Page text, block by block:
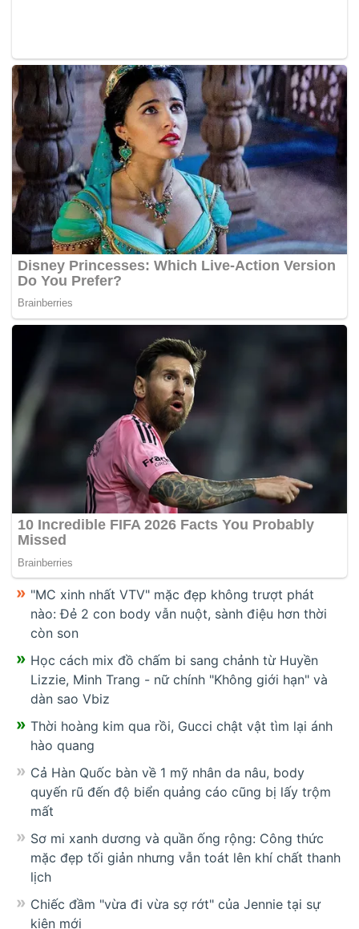
"MC xinh nhất VTV" mặc đẹp không trượt phát
nào: Đẻ 2 con body vẫn nuột, sành điệu hơn thời
còn son
Học cách mix đồ chấm bi sang chảnh từ Huyền
Lizzie, Minh Trang - nữ chính "Không giới hạn" và
dàn sao Vbiz
Thời hoàng kim qua rồi, Gucci chật vật tìm lại ánh
hào quang
Cả Hàn Quốc bàn về 1 mỹ nhân da nâu, body
quyến rũ đến độ biển quảng cáo cũng bị lấy trộm
mất
Sơ mi xanh dương và quần ống rộng: Công thức
mặc đẹp tối giản nhưng vẫn toát lên khí chất thanh
lịch
Chiếc đầm "vừa đi vừa sợ rớt" của Jennie tại sự
kiện mới